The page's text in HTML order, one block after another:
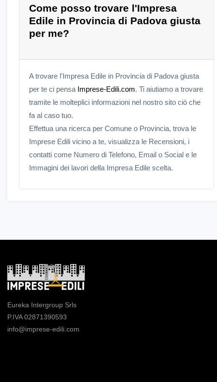
Come posso trovare l'Impresa
Edile in Provincia di Padova giusta
per me?
A trovare l'Impresa Edile in Provincia di Padova giusta
per te ci pensa Imprese-Edili.com. Ti aiutiamo a trovare
tramite le molteplici informazioni nel nostro sito ciò che
fa al caso tuo.
Effettua una ricerca per Comune o Provincia, trova le
Imprese Edili vicino a te, visualizza le Recensioni, i
contatti come Numero di Telefono, Email o Social e le
Immagini dei lavori della Impresa Edile scelta.
Eureka Intergroup Srls
P.IVA 02871390593
info@imprese-edili.com